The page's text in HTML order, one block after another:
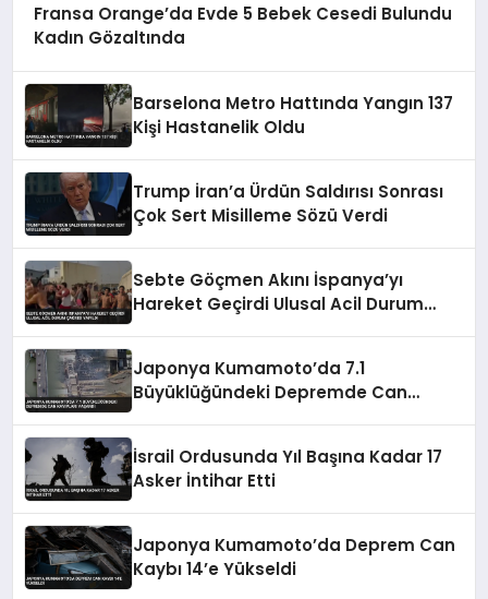
Fransa Orange’da Evde 5 Bebek Cesedi Bulundu
Kadın Gözaltında
Barselona Metro Hattında Yangın 137
Kişi Hastanelik Oldu
Trump İran’a Ürdün Saldırısı Sonrası
Çok Sert Misilleme Sözü Verdi
Sebte Göçmen Akını İspanya’yı
Hareket Geçirdi Ulusal Acil Durum
Japonya Kumamoto’da 7.1
Büyüklüğündeki Depremde Can
İsrail Ordusunda Yıl Başına Kadar 17
Asker İntihar Etti
Japonya Kumamoto’da Deprem Can
Kaybı 14’e Yükseldi